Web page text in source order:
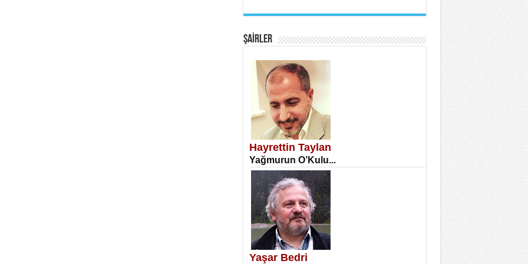
SATILMIŞ ÜMİT ÇETİNKAYA
Erkenlik...
NECLA DİLEK ARSLAN
Öğretmenler Günü Mahkemesi...
ŞAİRLER
Hayrettin Taylan
Yağmurun O’Kulu...
Yaşar Bedri